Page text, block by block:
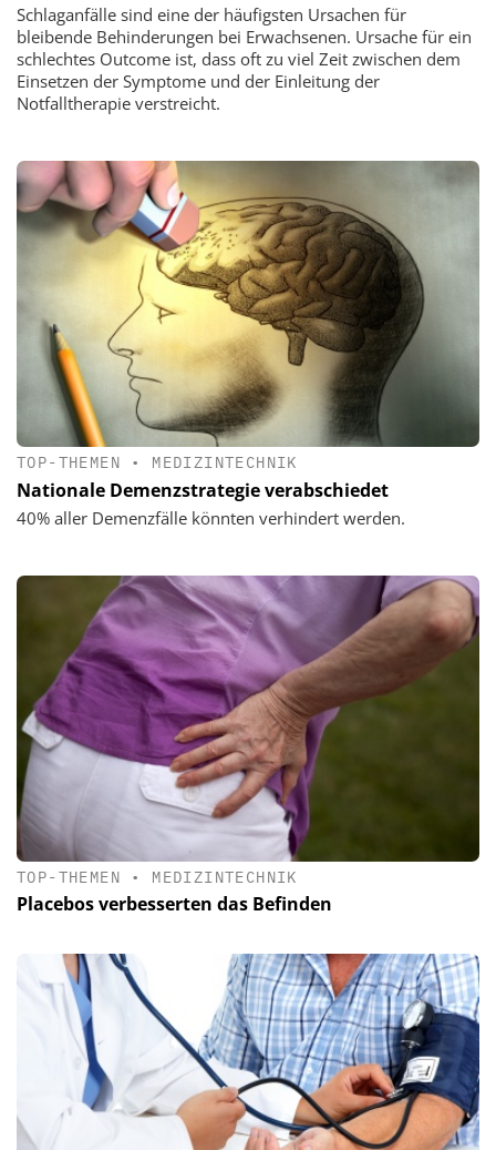
Schlaganfälle sind eine der häufigsten Ursachen für
bleibende Behinderungen bei Erwachsenen. Ursache für ein
schlechtes Outcome ist, dass oft zu viel Zeit zwischen dem
Einsetzen der Symptome und der Einleitung der
Notfalltherapie verstreicht.
TOP-THEMEN • MEDIZINTECHNIK
Nationale Demenzstrategie verabschiedet
40% aller Demenzfälle könnten verhindert werden.
TOP-THEMEN • MEDIZINTECHNIK
Placebos verbesserten das Befinden